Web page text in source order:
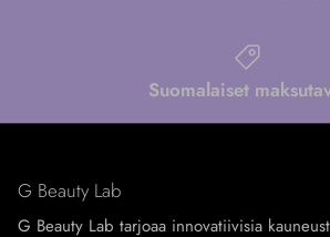
Suomalaiset
G Beauty Lab
G Beauty Lab tarjoaa innovatiivisia